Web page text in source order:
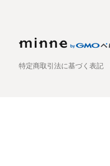
特定商取引法に基づく表記